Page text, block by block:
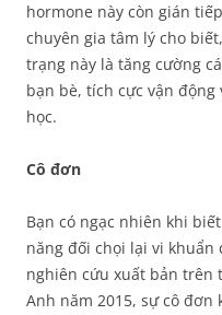
hormone này còn gián
chuyên gia tâm lý cho
trạng này là tăng cường
bạn bè, tích cực vận
học.
Cô đơn
Bạn có ngạc nhiên khi
năng đối chọi lại vi khuẩn
nghiên cứu xuất bản trên
Anh năm 2015, sự cô đơn